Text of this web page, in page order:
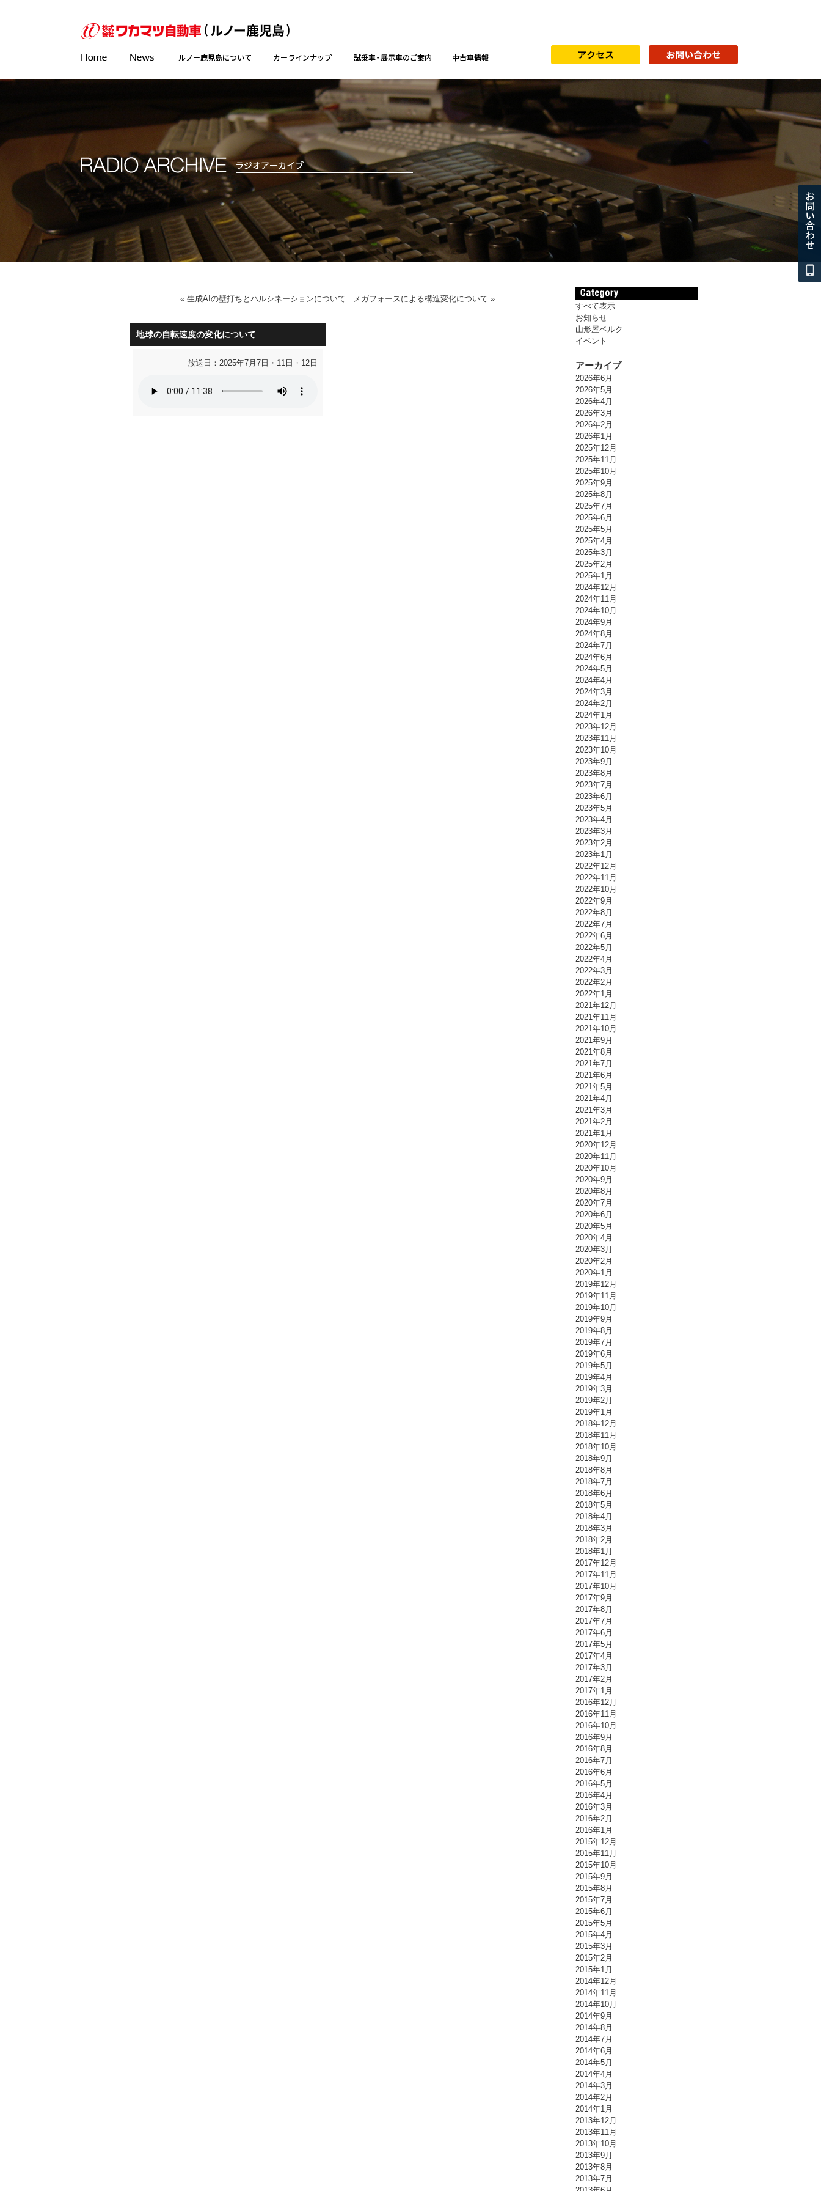
« 生成AIの壁打ちとハルシネーションについて メガフォースによる構造変化について »
地球の自転速度の変化について
放送日：2025年7月7日・11日・12日
すべて表示
お知らせ
山形屋ベルク
イベント
アーカイブ
2026年6月
2026年5月
2026年4月
2026年3月
2026年2月
2026年1月
2025年12月
2025年11月
2025年10月
2025年9月
2025年8月
2025年7月
2025年6月
2025年5月
2025年4月
2025年3月
2025年2月
2025年1月
2024年12月
2024年11月
2024年10月
2024年9月
2024年8月
2024年7月
2024年6月
2024年5月
2024年4月
2024年3月
2024年2月
2024年1月
2023年12月
2023年11月
2023年10月
2023年9月
2023年8月
2023年7月
2023年6月
2023年5月
2023年4月
2023年3月
2023年2月
2023年1月
2022年12月
2022年11月
2022年10月
2022年9月
2022年8月
2022年7月
2022年6月
2022年5月
2022年4月
2022年3月
2022年2月
2022年1月
2021年12月
2021年11月
2021年10月
2021年9月
2021年8月
2021年7月
2021年6月
2021年5月
2021年4月
2021年3月
2021年2月
2021年1月
2020年12月
2020年11月
2020年10月
2020年9月
2020年8月
2020年7月
2020年6月
2020年5月
2020年4月
2020年3月
2020年2月
2020年1月
2019年12月
2019年11月
2019年10月
2019年9月
2019年8月
2019年7月
2019年6月
2019年5月
2019年4月
2019年3月
2019年2月
2019年1月
2018年12月
2018年11月
2018年10月
2018年9月
2018年8月
2018年7月
2018年6月
2018年5月
2018年4月
2018年3月
2018年2月
2018年1月
2017年12月
2017年11月
2017年10月
2017年9月
2017年8月
2017年7月
2017年6月
2017年5月
2017年4月
2017年3月
2017年2月
2017年1月
2016年12月
2016年11月
2016年10月
2016年9月
2016年8月
2016年7月
2016年6月
2016年5月
2016年4月
2016年3月
2016年2月
2016年1月
2015年12月
2015年11月
2015年10月
2015年9月
2015年8月
2015年7月
2015年6月
2015年5月
2015年4月
2015年3月
2015年2月
2015年1月
2014年12月
2014年11月
2014年10月
2014年9月
2014年8月
2014年7月
2014年6月
2014年5月
2014年4月
2014年3月
2014年2月
2014年1月
2013年12月
2013年11月
2013年10月
2013年9月
2013年8月
2013年7月